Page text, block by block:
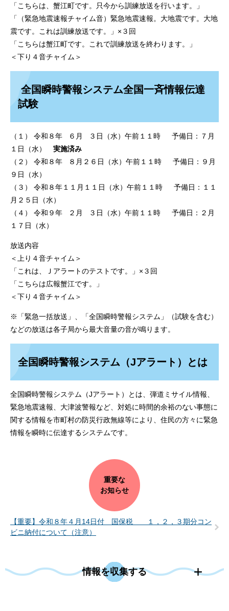
「こちらは、蟹江町です。只今から訓練放送を行います。」
「（緊急地震速報チャイム音）緊急地震速報。大地震です。大地
震です。これは訓練放送です。」×３回
「こちらは蟹江町です。これで訓練放送を終わります。」
＜下り４音チャイム＞
全国瞬時警報システム全国一斉情報伝達
試験
（１） 令和８年 ６月 ３日（水）午前１１時 予備日：７月
１日（水） 実施済み
（２） 令和８年 ８月２６日（水）午前１１時 予備日：９月
９日（水）
（３） 令和８年１１月１１日（水）午前１１時 予備日：１１
月２５日（水）
（４） 令和９年 ２月 ３日（水）午前１１時 予備日：２月
１７日（水）
放送内容
＜上り４音チャイム＞
「これは、Ｊアラートのテストです。」×３回
「こちらは広報蟹江です。」
＜下り４音チャイム＞
※「緊急一括放送」、「全国瞬時警報システム」（試験を含む）
などの放送は各子局から最大音量の音が鳴ります。
全国瞬時警報システム（Jアラート）とは
全国瞬時警報システム（Jアラート）とは、弾道ミサイル情報、
緊急地震速報、大津波警報など、対処に時間的余裕のない事態に
関する情報を市町村の防災行政無線等により、住民の方々に緊急
情報を瞬時に伝達するシステムです。
重要な
お知らせ
【重要】令和８年４月14日付 国保税 １，２，３期分コン
ビニ納付について（注意）
情報を収集する